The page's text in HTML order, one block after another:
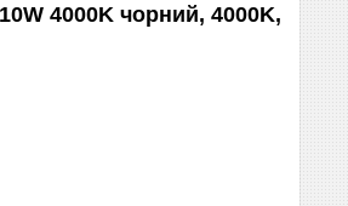
4000K чорний, 4000K,